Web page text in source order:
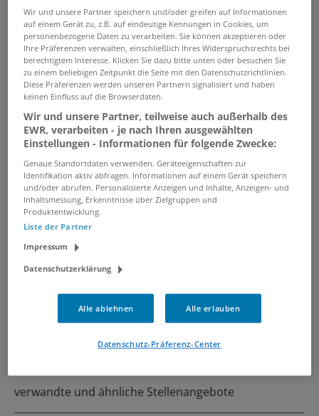
Junior (m/w/d) Salesforce
Developer
09.07.2026 /Scheidt & Bachmann Signalling
Systems GmbH/ Düsseldorf, Mönchengladbach
bei Düsseldorf
Business Development Manager
(m/w/d)
07.08.2026 /SIGNAL IDUNA Gruppe/
Deutschland
Manager Business Development -
Pharma / Strategie (m/w/d)
07.08.2026 /
Trainer:in / Lernbegleiter:in für
SPS-Programmierung (m/w/d)
/ Deutschland
verwandte und ähnliche Stellenangebote
Wir und unsere Partner speichern und/oder greifen auf Informationen
auf einem Gerät zu, z.B. auf eindeutige Kennungen in Cookies, um
personenbezogene Daten zu verarbeiten. Sie können akzeptieren oder
Ihre Präferenzen verwalten, einschließlich Ihres Widerspruchsrechts bei
berechtigtem Interesse. Klicken Sie dazu bitte unten oder besuchen Sie
zu einem beliebigen Zeitpunkt die Seite mit den Datenschutzrichtlinien.
Diese Präferenzen werden unseren Partnern signalisiert und haben
keinen Einfluss auf die Browserdaten.
Wir und unsere Partner, teilweise auch außerhalb des
EWR, verarbeiten - je nach Ihren ausgewählten
Einstellungen - Informationen für folgende Zwecke:
Genaue Standortdaten verwenden. Geräteeigenschaften zur
Identifikation aktiv abfragen. Informationen auf einem Gerät speichern
und/oder abrufen. Personalisierte Anzeigen und Inhalte, Anzeigen- und
Inhaltsmessung, Erkenntnisse über Zielgruppen und
Produktentwicklung.
Liste der Partner
Impressum
Datenschutzerklärung
Alle ablehnen Alle erlauben
Datenschutz-Präferenz-Center